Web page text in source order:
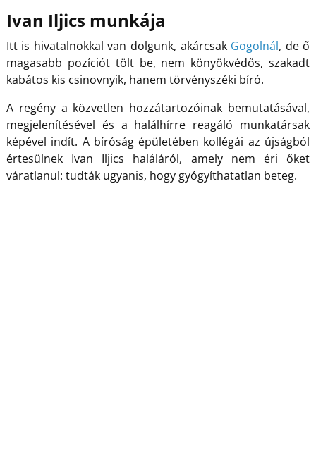
Ivan Iljics munkája
Itt is hivatalnokkal van dolgunk, akárcsak Gogolnál, de ő
magasabb pozíciót tölt be, nem könyökvédős, szakadt
kabátos kis csinovnyik, hanem törvényszéki bíró.
A regény a közvetlen hozzátartozóinak bemutatásával,
megjelenítésével és a halálhírre reagáló munkatársak
képével indít. A bíróság épületében kollégái az újságból
értesülnek Ivan Iljics haláláról, amely nem éri őket
váratlanul: tudták ugyanis, hogy gyógyíthatatlan beteg.